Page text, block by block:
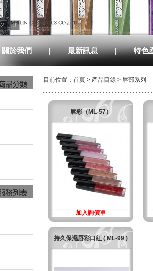
2 3
關於我們 | 最新訊息 | 特色
目前位置： 首頁 > 產品目錄 > 唇部系列
唇彩（ML-57）
加入詢價單
持久保濕唇彩口紅 ( ML-99 )